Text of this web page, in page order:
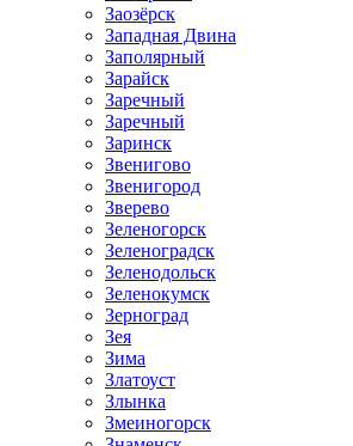
Заозёрск
Западная Двина
Заполярный
Зарайск
Заречный
Заречный
Заринск
Звенигово
Звенигород
Зверево
Зеленогорск
Зеленоградск
Зеленодольск
Зеленокумск
Зерноград
Зея
Зима
Златоуст
Злынка
Змеиногорск